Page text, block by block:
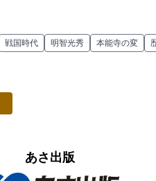
戦国時代 明智光秀 本能寺の変
あさ出版